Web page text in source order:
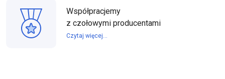
Współpracjemy
z czołowymi producentami
Czytaj więcej...